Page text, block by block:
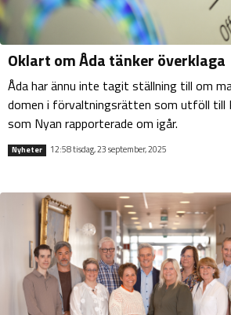
Oklart om Åda tänker överklaga
Åda har ännu inte tagit ställning till om
domen i förvaltningsrätten som utföll till
som Nyan rapporterade om igår.
Nyheter 12:58 tisdag, 23 september, 2025